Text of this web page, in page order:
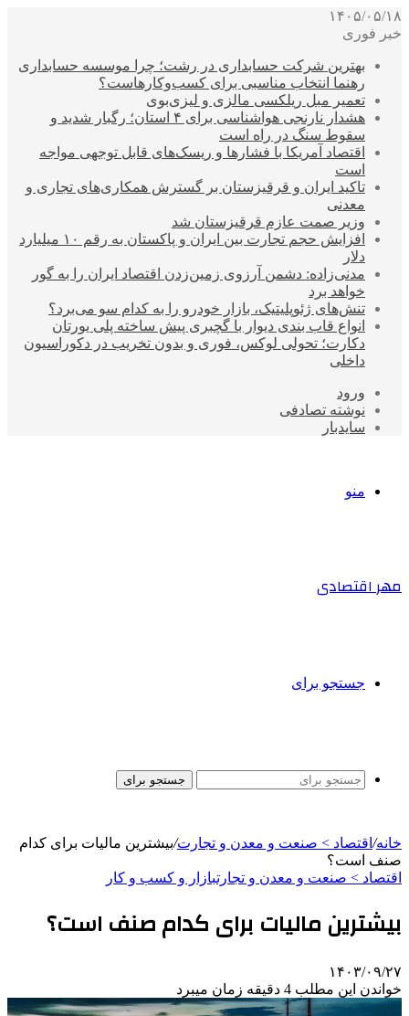
۱۴۰۵/۰۵/۱۸
خبر فوری
بهترین شرکت حسابداری در رشت؛ چرا موسسه حسابداری
رهنما انتخاب مناسبی برای کسب‌وکارهاست؟
تعمیر مبل ریلکسی مالزی و لیزی‌بوی
هشدار نارنجی هواشناسی برای ۴ استان؛ رگبار شدید و
سقوط سنگ در راه است
اقتصاد آمریکا با فشارها و ریسک‌های قابل توجهی مواجه
است
تاکید ایران و قرقیزستان بر گسترش همکاری‌های تجاری و
معدنی
وزیر صمت عازم قرقیزستان شد
افزایش حجم تجارت بین ایران و پاکستان به رقم ۱۰ میلیارد
دلار
مدنی‌زاده: دشمن آرزوی زمین‌زدن اقتصاد ایران را به گور
خواهد برد
تنش‌های ژئوپلیتیک، بازار خودرو را به کدام سو می‌برد؟
انواع قاب بندی دیوار با گچبری پیش ساخته پلی یورتان
دکارت؛ تحولی لوکس، فوری و بدون تخریب در دکوراسیون
داخلی
ورود
نوشته تصادفی
سایدبار
منو
مهر اقتصادی
جستجو برای
جستجو برای
خانه/ اقتصاد > صنعت و معدن و تجارت/بیشترین مالیات برای کدام
صنف است؟
اقتصاد > صنعت و معدن و تجارتبازار و کسب و کار
بیشترین مالیات برای کدام صنف است؟
۱۴۰۳/۰۹/۲۷
خواندن این مطلب 4 دقیقه زمان میبرد